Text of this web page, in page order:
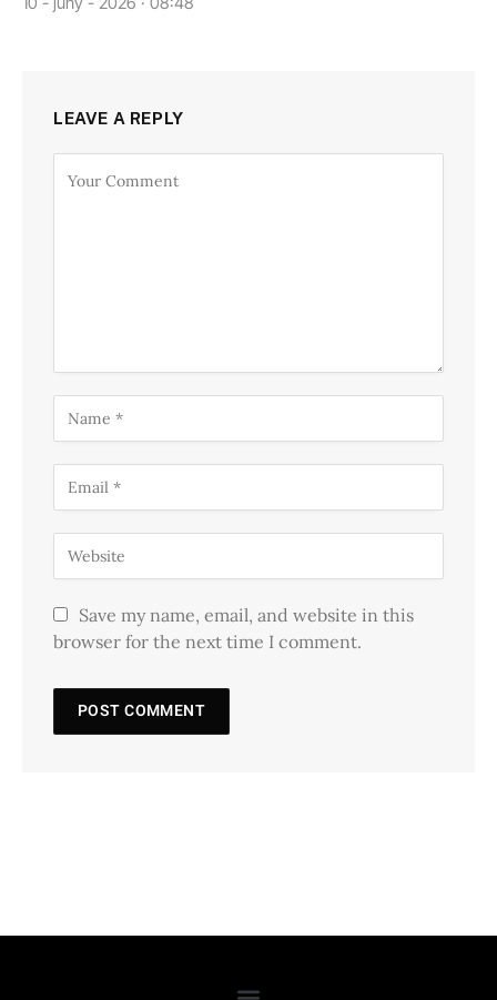
LEAVE A REPLY
Save my name, email, and website in this
browser for the next time I comment.